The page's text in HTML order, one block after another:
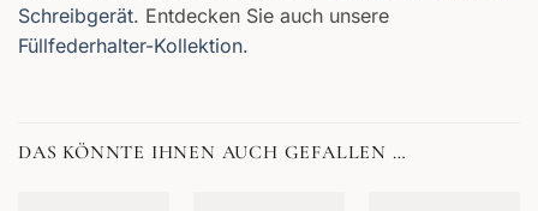
Schreibgerät. Entdecken Sie auch unsere
Füllfederhalter-Kollektion.
DAS KÖNNTE IHNEN AUCH GEFALLEN …